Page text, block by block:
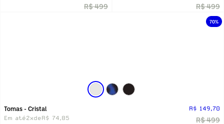
R$ 499 R$ 499
70%
Tomas - Cristal
R$ 149,70
Em até2xdeR$ 74,85 R$ 499